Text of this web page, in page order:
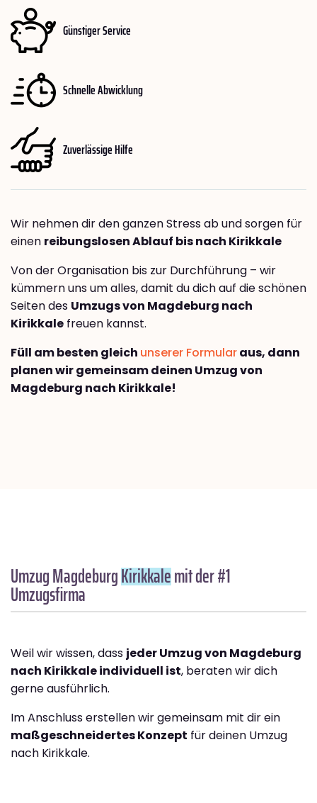
Günstiger Service
Schnelle Abwicklung
Zuverlässige Hilfe
Wir nehmen dir den ganzen Stress ab und sorgen für
einen reibungslosen Ablauf bis nach Kirikkale
Von der Organisation bis zur Durchführung – wir
kümmern uns um alles, damit du dich auf die schönen
Seiten des Umzugs von Magdeburg nach
Kirikkale freuen kannst.
Füll am besten gleich unserer Formularaus, dann
planen wir gemeinsam deinen Umzug von
Magdeburg nach Kirikkale!
Umzug MagdeburgKirikkalemit der #1
Umzugsfirma
Weil wir wissen, dass jeder Umzug von Magdeburg
nach Kirikkale individuell ist, beraten wir dich
gerne ausführlich.
Im Anschluss erstellen wir gemeinsam mit dir ein
maßgeschneidertes Konzept für deinen Umzug
nach Kirikkale.